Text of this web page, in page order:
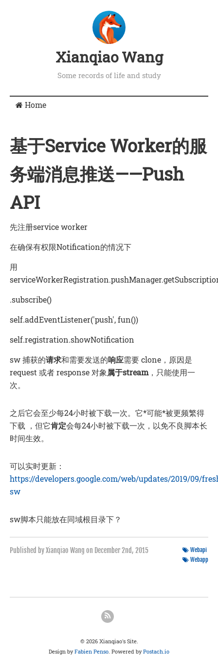
Xianqiao Wang
Some records of life and study
Home
基于Service Worker的服
务端消息推送——Push
API
先注册service worker
在确保有权限Notification的情况下
用
.subscribe()
self.addEventListener('push', fun())
self.registration.showNotification
sw 捕获的请求和需要发送的响应需要 clone，原因是
request 或者 response 对象属于stream，只能使用一
次。
之后它会至少每24小时被下载一次。它*可能*被更频繁得
下载 ，但它肯定会每24小时被下载一次，以免不良脚本长
时间生效。
可以实时更新：
https://developers.google.com/web/updates/2019/09/
sw
sw脚本只能放在同域根目录下？
Published by Xianqiao Wang on December 2nd, 2015
Webapi
Webapp
© 2026 Xianqiao's Site.
Design byFabien Penso. Powered byPostach.io